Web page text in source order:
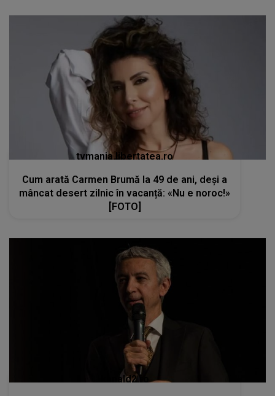
tvmania.libertatea.ro
Cum arată Carmen Brumă la 49 de ani, deși a
mâncat desert zilnic în vacanță: «Nu e noroc!»
[FOTO]
kanald2.ro